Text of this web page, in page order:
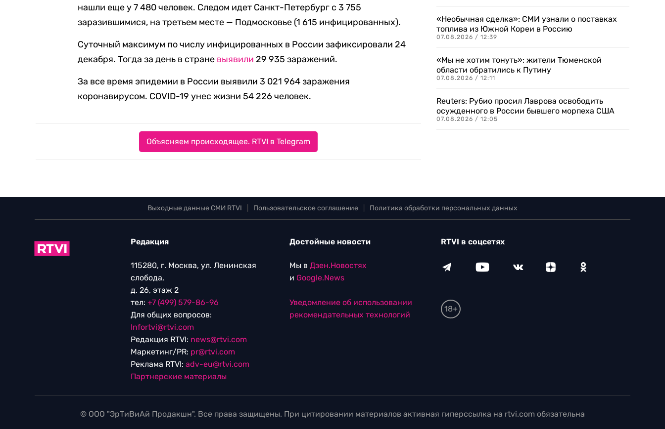
нашли еще у 7 480 человек. Следом идет Санкт-Петербург с 3 755
заразившимися, на третьем месте — Подмосковье (1 615 инфицированных).
Суточный максимум по числу инфицированных в России зафиксировали 24
декабря. Тогда за день в стране выявили 29 935 заражений.
За все время эпидемии в России выявили 3 021 964 заражения
коронавирусом. COVID-19 унес жизни 54 226 человек.
Объясняем происходящее. RTVI в Telegram
«Необычная сделка»: СМИ узнали о поставках
топлива из Южной Кореи в Россию
07.08.2026 / 12:39
«Мы не хотим тонуть»: жители Тюменской
области обратились к Путину
07.08.2026 / 12:11
Reuters: Рубио просил Лаврова освободить
осужденного в России бывшего морпеха США
07.08.2026 / 12:05
Выходные данные СМИ RTVI Пользовательское соглашение Политика обработки персональных данных
Редакция
115280, г. Москва, ул. Ленинская
слобода,
д. 26, этаж 2
тел: +7 (499) 579-86-96
Для общих вопросов:
Infortvi@rtvi.com
Редакция RTVI: news@rtvi.com
Маркетинг/PR: pr@rtvi.com
Реклама RTVI: adv-eu@rtvi.com
Партнерские материалы
Достойные новости
Мы в Дзен.Новостях
и Google.News
Уведомление об использовании
рекомендательных технологий
RTVI в соцсетях
18+
© ООО "ЭрТиВиАй Продакшн". Все права защищены. При цитировании материалов активная гиперссылка на rtvi.com обязательна